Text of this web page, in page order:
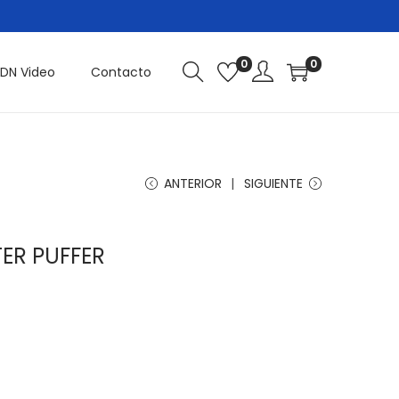
Video Contacto 0 0
ANTERIOR SIGUIENTE
PUFFER